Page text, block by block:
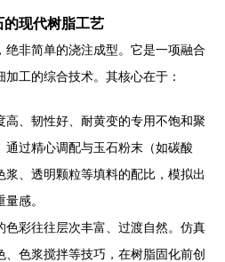
现代树脂工艺
绝非简单的浇注成型。它是一项融合
工的综合技术。其核心在于：
高、韧性好、耐黄变的专用不饱和聚
过精心调配与玉石粉末（如碳酸
、透明颗粒等填料的配比，模拟出
感。
色彩往往层次丰富、过渡自然。仿真
色浆搅拌等技巧，在树脂固化前创